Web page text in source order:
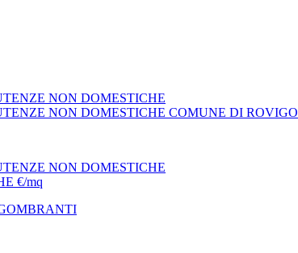
NON DOMESTICHE
NON DOMESTICHE COMUNE DI ROVIGO
NON DOMESTICHE
€/mq